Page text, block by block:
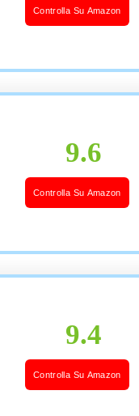
Controlla Su Amazon
9.6
Controlla Su Amazon
9.4
Controlla Su Amazon